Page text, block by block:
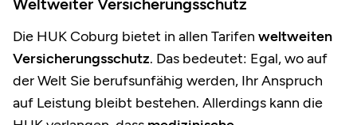
Weltweiter Versicherungsschutz
Die HUK Coburg bietet in allen Tarifen weltweiten
Versicherungsschutz. Das bedeutet: Egal, wo auf
der Welt Sie berufsunfähig werden, Ihr Anspruch
auf Leistung bleibt bestehen. Allerdings kann die